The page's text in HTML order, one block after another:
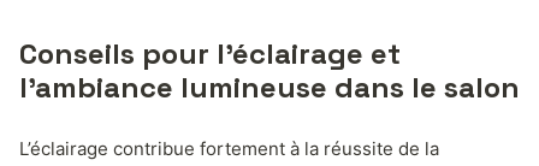
Conseils pour l’éclairage et
l’ambiance lumineuse dans le salon
L’éclairage contribue fortement à la réussite de la